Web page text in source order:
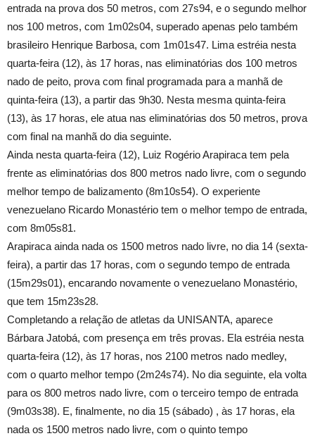
entrada na prova dos 50 metros, com 27s94, e o segundo melhor
nos 100 metros, com 1m02s04, superado apenas pelo também
brasileiro Henrique Barbosa, com 1m01s47. Lima estréia nesta
quarta-feira (12), às 17 horas, nas eliminatórias dos 100 metros
nado de peito, prova com final programada para a manhã de
quinta-feira (13), a partir das 9h30. Nesta mesma quinta-feira
(13), às 17 horas, ele atua nas eliminatórias dos 50 metros, prova
com final na manhã do dia seguinte.
Ainda nesta quarta-feira (12), Luiz Rogério Arapiraca tem pela
frente as eliminatórias dos 800 metros nado livre, com o segundo
melhor tempo de balizamento (8m10s54). O experiente
venezuelano Ricardo Monastério tem o melhor tempo de entrada,
com 8m05s81.
Arapiraca ainda nada os 1500 metros nado livre, no dia 14 (sexta-
feira), a partir das 17 horas, com o segundo tempo de entrada
(15m29s01), encarando novamente o venezuelano Monastério,
que tem 15m23s28.
Completando a relação de atletas da UNISANTA, aparece
Bárbara Jatobá, com presença em três provas. Ela estréia nesta
quarta-feira (12), às 17 horas, nos 2100 metros nado medley,
com o quarto melhor tempo (2m24s74). No dia seguinte, ela volta
para os 800 metros nado livre, com o terceiro tempo de entrada
(9m03s38). E, finalmente, no dia 15 (sábado) , às 17 horas, ela
nada os 1500 metros nado livre, com o quinto tempo